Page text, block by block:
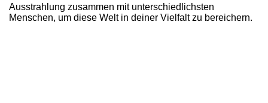
Ausstrahlung zusammen mit unterschiedlichsten
Menschen, um diese Welt in deiner Vielfalt zu bereichern.